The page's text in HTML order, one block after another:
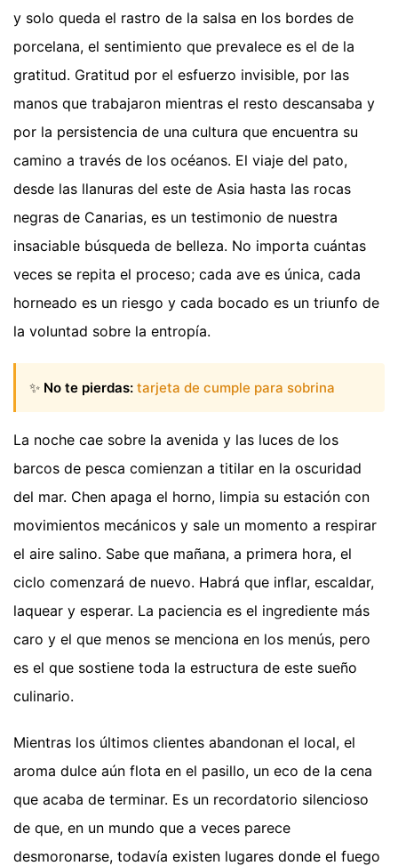
y solo queda el rastro de la salsa en los bordes de
porcelana, el sentimiento que prevalece es el de la
gratitud. Gratitud por el esfuerzo invisible, por las
manos que trabajaron mientras el resto descansaba y
por la persistencia de una cultura que encuentra su
camino a través de los océanos. El viaje del pato,
desde las llanuras del este de Asia hasta las rocas
negras de Canarias, es un testimonio de nuestra
insaciable búsqueda de belleza. No importa cuántas
veces se repita el proceso; cada ave es única, cada
horneado es un riesgo y cada bocado es un triunfo de
la voluntad sobre la entropía.
✨ No te pierdas: tarjeta de cumple para sobrina
La noche cae sobre la avenida y las luces de los
barcos de pesca comienzan a titilar en la oscuridad
del mar. Chen apaga el horno, limpia su estación con
movimientos mecánicos y sale un momento a respirar
el aire salino. Sabe que mañana, a primera hora, el
ciclo comenzará de nuevo. Habrá que inflar, escaldar,
laquear y esperar. La paciencia es el ingrediente más
caro y el que menos se menciona en los menús, pero
es el que sostiene toda la estructura de este sueño
culinario.
Mientras los últimos clientes abandonan el local, el
aroma dulce aún flota en el pasillo, un eco de la cena
que acaba de terminar. Es un recordatorio silencioso
de que, en un mundo que a veces parece
desmoronarse, todavía existen lugares donde el fuego